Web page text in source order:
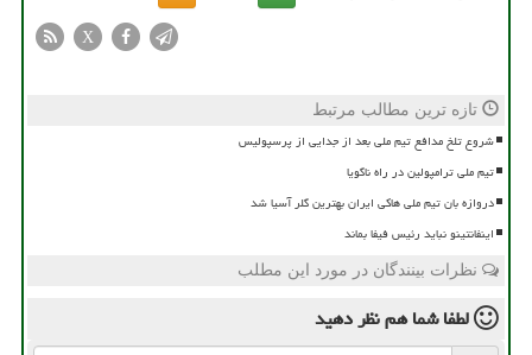
X
تازه ترین مطالب مرتبط
شروع تلخ مدافع تیم ملی بعد از جدایی از پرسپولیس
تیم ملی ترامپولین در راه ناگویا
دروازه بان تیم ملی هاکی ایران بهترین گلر آسیا شد
اینفانتینو نباید رئیس فیفا بماند
نظرات بینندگان در مورد این مطلب
لطفا شما همنظر دهید